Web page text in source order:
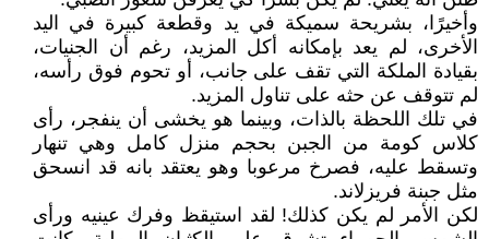
وأخيرًا، بشريحة سميكة في يد وقطعة كبيرة في اليد
الأخرى، لم يعد بإمكانه أكل المزيد، رغم أن الجنيات،
بقيادة الملكة التي تقف على جانب، أو تحوم فوق رأسه،
لم تتوقف عن حثه على تناول المزيد.
في تلك اللحظة بالذات، وبينما هو يخشى أن ينفجر، رأى
كلاس كومة من الجبن بحجم منزل كامل وهي تنهار
وتسقط عليه، فصرخ مرعوبا وهو يعتقد بانه قد انسحق
مثل جبنة فريزلاند.
لكن الأمر لم يكن كذلك! لقد استيقظ وفرك عينيه ورأى